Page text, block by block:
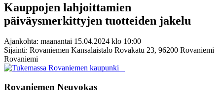
Kauppojen lahjoittamien
päiväysmerkittyjen tuotteiden jakelu
Ajankohta: maanantai 15.04.2024 klo 10:00
Sijainti: Rovaniemen Kansalaistalo Rovakatu 23, 96200 Rovaniemi
Rovaniemi
Rovaniemen Neuvokas